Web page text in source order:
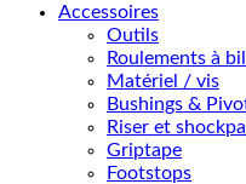
Accessoires
Outils
Roulements à
Matériel / vis
Bushings &
Riser et
Griptape
Footstops